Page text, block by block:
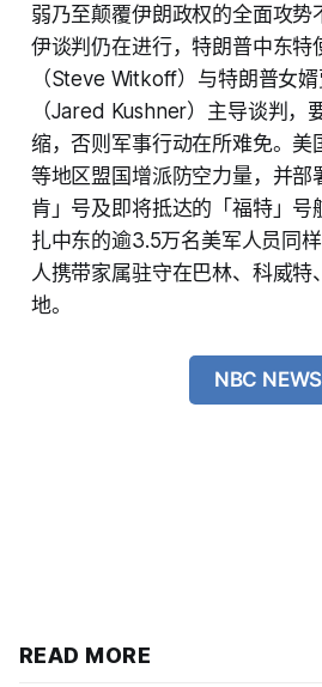
弱乃至颠覆伊朗政权的全面攻势
伊谈判仍在进行，特朗普中东特
（Steve Witkoff）与特朗普女婿
（Jared Kushner）主导谈判，
缩，否则军事行动在所难免。美
等地区盟国增派防空力量，并部
肯」号及即将抵达的「福特」号
扎中东的逾3.5万名美军人员同
人携带家属驻守在巴林、科威特
地。
NBC NEWS
READ MORE